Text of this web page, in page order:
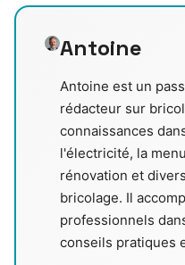
Antoine
Antoine est un
rédacteur sur
connaissances
l'électricité, la
rénovation et
bricolage. Il
professionnels
conseils pratiques